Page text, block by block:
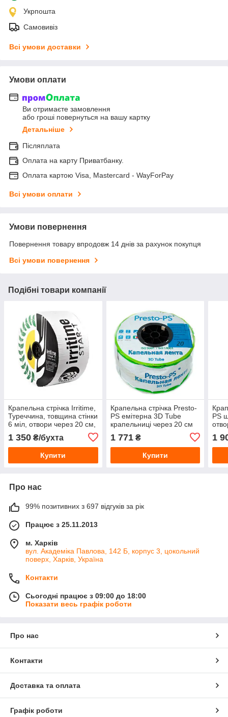
Укрпошта
Самовивіз
Всі умови доставки
Умови оплати
Ви отримаєте замовлення
або гроші повернуться на вашу картку
Детальніше
Післяплата
Оплата на карту Приватбанку.
Оплата картою Visa, Mastercard - WayForPay
Всі умови оплати
Умови повернення
Повернення товару впродовж 14 днів за рахунок покупця
Всі умови повернення
Подібні товари компанії
Крапельна стрічка Irritime,
Туреччина, товщина стінки
6 міл, отвори через 20 см,
довжина 500 м
1 350 ₴/бухта
Купити
Крапельна стрічка Presto-
PS емітерна 3D Tube
крапельниці через 20 см
витрата 2.7 л/год, довжина
500 м (3D-20-500)
1 771₴
Купити
PS
1
Про нас
99% позитивних з 697 відгуків за рік
Працює з 25.11.2013
м. Харків
вул. Академіка Павлова, 142 Б, корпус 3, цокольний
поверх, Харків, Україна
Контакти
Сьогодні працює з 09:00 до 18:00
Показати весь графік роботи
Про нас
Контакти
Доставка та оплата
Графік роботи